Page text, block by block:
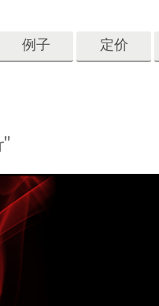
例子 定价
情人节贺卡
婚礼请柬
儿童生日请柬